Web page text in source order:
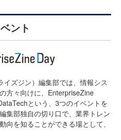
ント
ズジン）編集部では、情報シス
方々向けに、EnterpriseZine
という、3つのイベントを
集部独自の切り口で、業界トレン
向を知ることができる場として、